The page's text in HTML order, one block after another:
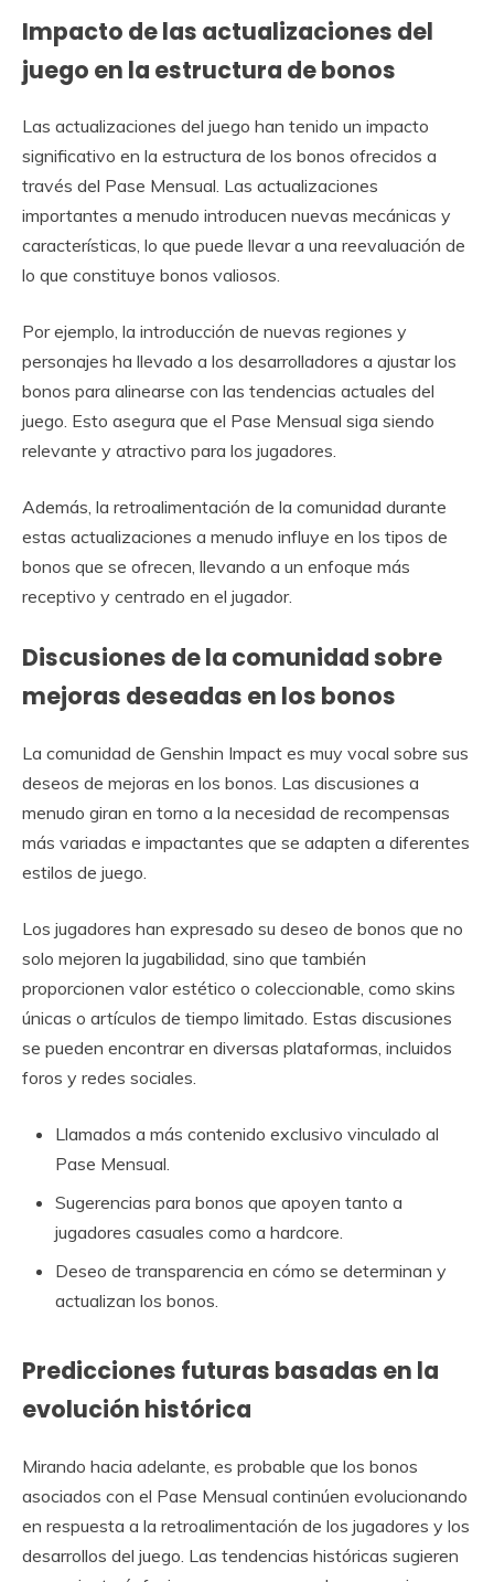
Impacto de las actualizaciones del
juego en la estructura de bonos
Las actualizaciones del juego han tenido un impacto
significativo en la estructura de los bonos ofrecidos a
través del Pase Mensual. Las actualizaciones
importantes a menudo introducen nuevas mecánicas y
características, lo que puede llevar a una reevaluación de
lo que constituye bonos valiosos.
Por ejemplo, la introducción de nuevas regiones y
personajes ha llevado a los desarrolladores a ajustar los
bonos para alinearse con las tendencias actuales del
juego. Esto asegura que el Pase Mensual siga siendo
relevante y atractivo para los jugadores.
Además, la retroalimentación de la comunidad durante
estas actualizaciones a menudo influye en los tipos de
bonos que se ofrecen, llevando a un enfoque más
receptivo y centrado en el jugador.
Discusiones de la comunidad sobre
mejoras deseadas en los bonos
La comunidad de Genshin Impact es muy vocal sobre sus
deseos de mejoras en los bonos. Las discusiones a
menudo giran en torno a la necesidad de recompensas
más variadas e impactantes que se adapten a diferentes
estilos de juego.
Los jugadores han expresado su deseo de bonos que no
solo mejoren la jugabilidad, sino que también
proporcionen valor estético o coleccionable, como skins
únicas o artículos de tiempo limitado. Estas discusiones
se pueden encontrar en diversas plataformas, incluidos
foros y redes sociales.
Llamados a más contenido exclusivo vinculado al
Pase Mensual.
Sugerencias para bonos que apoyen tanto a
jugadores casuales como a hardcore.
Deseo de transparencia en cómo se determinan y
actualizan los bonos.
Predicciones futuras basadas en la
evolución histórica
Mirando hacia adelante, es probable que los bonos
asociados con el Pase Mensual continúen evolucionando
en respuesta a la retroalimentación de los jugadores y los
desarrollos del juego. Las tendencias históricas sugieren